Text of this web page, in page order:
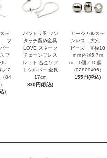
テ
フ
ー
プ
ル
／2
84
)
パンドラ風 ワン
タッチ留め金具
LOVE スネーク
チェーンブレス
レット 合金ソフ
トシルバー 全長
17cm
880円(税込)
サージカルステ
ンレス 大穴
ビーズ 直径10
ｍｍ内径5.7ｍ
ｍ 1個／10個
（92809496）
155円(税込)